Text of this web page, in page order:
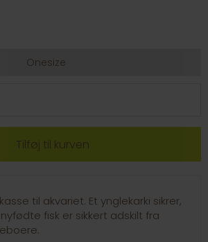
Onesize
til akvariet. Et ynglekarki sikrer,
fisk er sikkert adskilt fra